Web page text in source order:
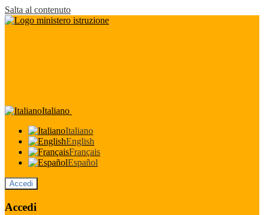
Salta al contenuto
Italiano
Italiano
English
Français
Español
Accedi
Accedi